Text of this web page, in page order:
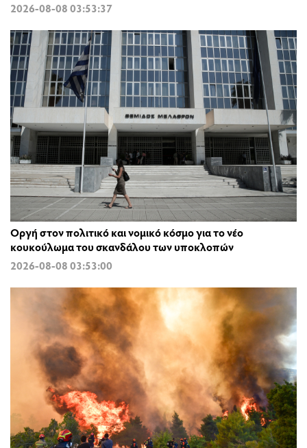
2026-08-08 03:53:37
Οργή στον πολιτικό και νομικό κόσμο για το νέο
κουκούλωμα του σκανδάλου των υποκλοπών
2026-08-08 03:53:00